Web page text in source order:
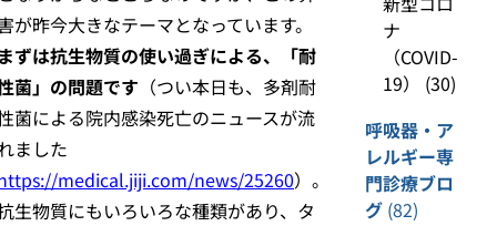
が昨今大きなテーマとなっています。
ずは抗生物質の使い過ぎによる、「耐
菌」の問題です （つい本日も、多剤耐
菌による院内感染死亡のニュースが流
ました
medical.jiji.com/news/25260）。
生物質にもいろいろな種類があり、タ
ナ
（COVID-
19）
(30)
呼吸器・ア
レルギー専
門診療ブロ
グ (82)